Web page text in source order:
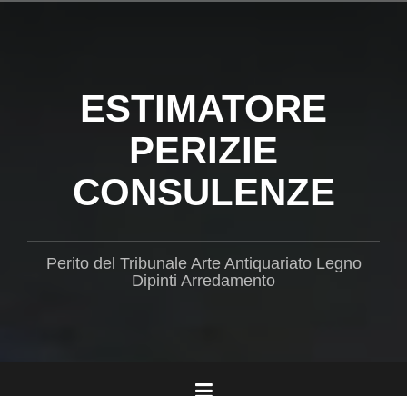
ESTIMATORE
PERIZIE
CONSULENZE
Perito del Tribunale Arte Antiquariato Legno
Dipinti Arredamento